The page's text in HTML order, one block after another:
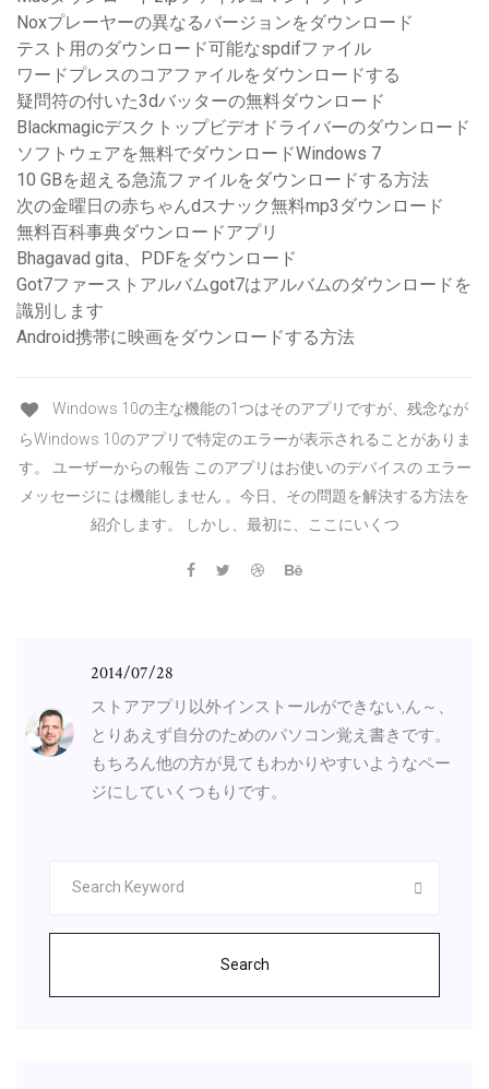
Noxプレーヤーの異なるバージョンをダウンロード
テスト用のダウンロード可能なspdifファイル
ワードプレスのコアファイルをダウンロードする
疑問符の付いた3dバッターの無料ダウンロード
Blackmagicデスクトップビデオドライバーのダウンロード
ソフトウェアを無料でダウンロードWindows 7
10 GBを超える急流ファイルをダウンロードする方法
次の金曜日の赤ちゃんdスナック無料mp3ダウンロード
無料百科事典ダウンロードアプリ
Bhagavad gita、PDFをダウンロード
Got7ファーストアルバムgot7はアルバムのダウンロードを
識別します
Android携帯に映画をダウンロードする方法
Windows 10の主な機能の1つはそのアプリですが、残念なが
らWindows 10のアプリで特定のエラーが表示されることがありま
す。 ユーザーからの報告 このアプリはお使いのデバイスの エラー
メッセージに は機能しません 。今日、その問題を解決する方法を
紹介します。 しかし、最初に、ここにいくつ
2014/07/28
ストアアプリ以外インストールができない,ん～、
とりあえず自分のためのパソコン覚え書きです。
もちろん他の方が見てもわかりやすいようなペー
ジにしていくつもりです。
Search